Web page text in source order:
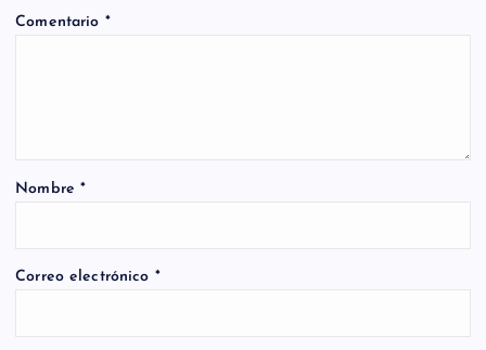
Comentario *
Nombre*
Correo electrónico *